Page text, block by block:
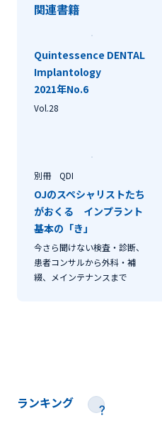
関連書籍
Quintessence DENTAL
Implantology
2021年No.6
Vol.28
別冊 QDI
OJのスペシャリストたち
がおくる インプラント
基本の「き」
今さら聞けない検査・診断、
患者コンサルから外科・補
綴、メインテナンスまで
ランキング